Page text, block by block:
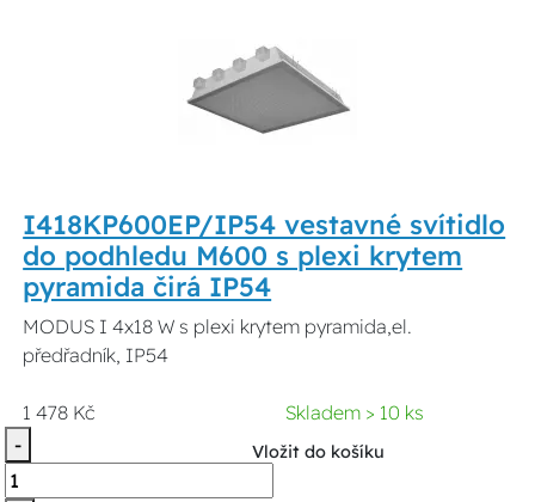
I418KP600EP/IP54 vestavné svítidlo
do podhledu M600 s plexi krytem
pyramida čirá IP54
MODUS I 4x18 W s plexi krytem pyramida,el.
předřadník, IP54
1 478 Kč
Skladem > 10 ks
-
Vložit do košíku